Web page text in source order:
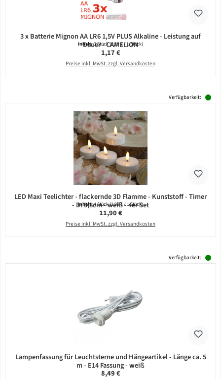
3 x Batterie Mignon AA LR6 1,5V PLUS Alkaline - Leistung auf
Dauer - CAMELION
Inhalt:3 Stück(0,39 € / 1 Stück)
Regulärer Preis:
1,17 €
Preise inkl. MwSt. zzgl. Versandkosten
Verfügbarkeit:
LED Maxi Teelichter - flackernde 3D Flamme - Kunststoff - Timer
- D: 5,8cm - weiß - 4er Set
Inhalt:4 Stück(2,98 € / 1 Stück)
Regulärer Preis:
11,90 €
Preise inkl. MwSt. zzgl. Versandkosten
Verfügbarkeit:
Lampenfassung für Leuchtsterne und Hängeartikel - Länge ca. 5
m - E14 Fassung - weiß
Regulärer Preis:
8,49 €